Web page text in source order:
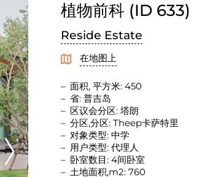
植物前科 (ID 633)
Reside Estate
在地图上
面积, 平方米: 450
省: 普吉岛
区议会分区: 塔朗
分区,分区: Theep卡萨特里
对象类型: 中学
用户类型: 代理人
卧室数目: 4间卧室
土地面积,m2: 760